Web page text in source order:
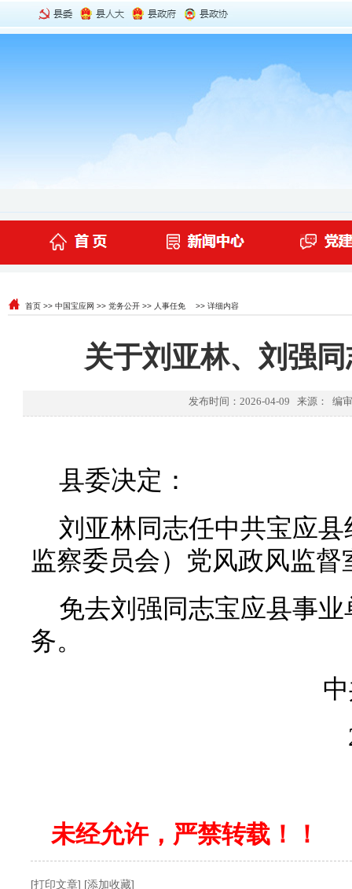
首页 >> 中国宝应网 >> 党务公开 >> 人事任免 >> 详细内容
关于刘亚林、刘强
发布时间：2026-04-09 来源： 编
县委决定：
刘亚林同志任中共宝应
监察委员会）党风政风监督
免去刘强同志宝应县事
务。
中共宝应
2026年3
未经允许，严禁转载！！
[打印文章] [添加收藏]